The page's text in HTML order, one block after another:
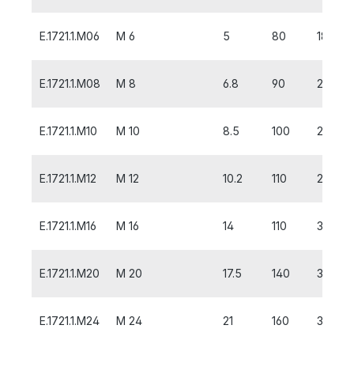
E.1721.1.M06 M 6 5 80 18
E.1721.1.M08 M 8 6.8 90 20
E.1721.1.M10 M 10 8.5 100 20
E.1721.1.M12 M 12 10.2 110 24
E.1721.1.M16 M 16 14 110 32
E.1721.1.M20 M 20 17.5 140 32
E.1721.1.M24 M 24 21 160 38